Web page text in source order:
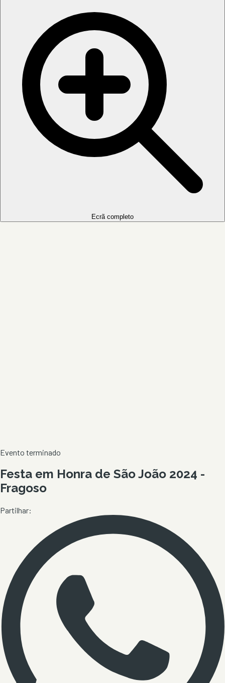
Ecrã completo
Evento terminado
Festa em Honra de São João 2024 -
Fragoso
Partilhar: